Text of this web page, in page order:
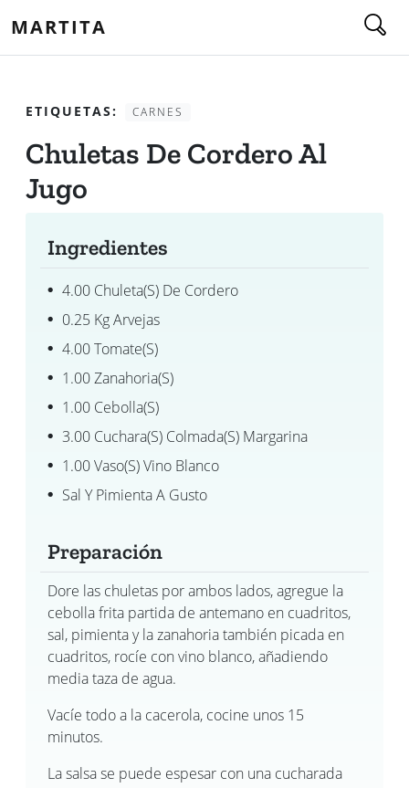
MARTITA
ETIQUETAS: CARNES
Chuletas De Cordero Al
Jugo
Ingredientes
4.00 Chuleta(s) De Cordero
0.25 Kg Arvejas
4.00 Tomate(s)
1.00 Zanahoria(s)
1.00 Cebolla(s)
3.00 Cuchara(s) Colmada(s) Margarina
1.00 Vaso(s) Vino Blanco
Sal Y Pimienta A Gusto
Preparación
Dore las chuletas por ambos lados, agregue la
cebolla frita partida de antemano en cuadritos,
sal, pimienta y la zanahoria también picada en
cuadritos, rocíe con vino blanco, añadiendo
media taza de agua.
Vacíe todo a la cacerola, cocine unos 15
minutos.
La salsa se puede espesar con una cucharada